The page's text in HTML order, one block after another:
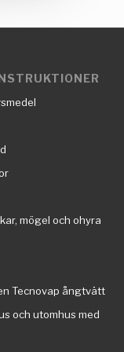
mögel och ohyra
Tecnovap ångtvätt
och utomhus med